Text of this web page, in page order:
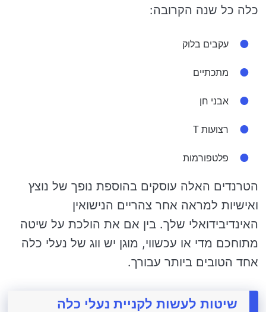
כלה כל שנה הקרובה:
עקבים בלוק
מתכתיים
אבני חן
רצועות T
פלטפורמות
הטרנדים האלה עוסקים בהוספת נופך של נוצץ
ואישיות למראה אחר צהריים הנישואין
האינדיבידואלי שלך. בין אם את הולכת על שיטה
מתוחכם מדי או עכשווי, מוגן יש ווג של נעלי כלה
אחד הטובים ביותר עבורך.
שיטות לעשות לקניית נעלי כלה